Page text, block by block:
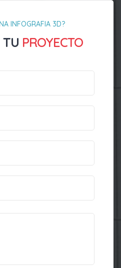
INFOGRAFIA 3D?
TU PROYECTO